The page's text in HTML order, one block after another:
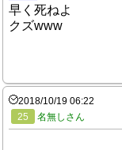
早く死ねよ
クズwww
2018/10/19 06:22
25
名無しさん